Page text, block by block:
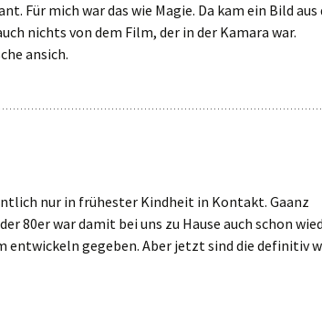
Für mich war das wie Magie. Da kam ein Bild aus
nichts von dem Film, der in der Kamara war.
ansich.
nur in frühester Kindheit in Kontakt. Gaanz
80er war damit bei uns zu Hause auch schon
entwickeln gegeben. Aber jetzt sind die definitiv